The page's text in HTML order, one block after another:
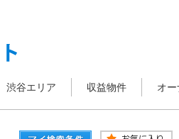
渋谷エリア 収益物件 オ